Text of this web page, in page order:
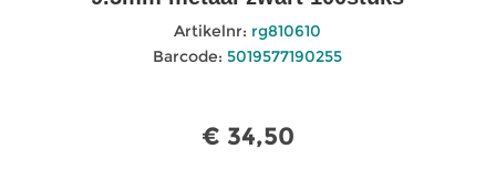
Artikelnr: rg810610
Barcode: 5019577190255
€ 34,50